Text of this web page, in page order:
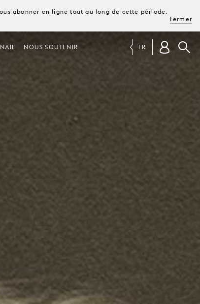
abonner en ligne tout au long de cette période.
Fermer
NOUS SOUTENIR FR